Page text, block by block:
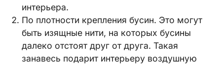
интерьера.
По плотности крепления бусин. Это могут
быть изящные нити, на которых бусины
далеко отстоят друг от друга. Такая
занавесь подарит интерьеру воздушную